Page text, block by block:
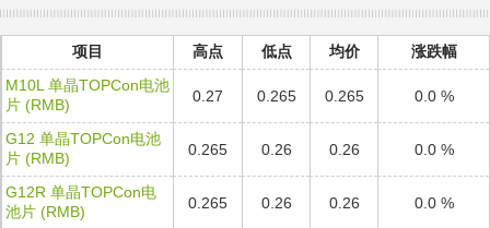
项目 高点 低点 均价
涨跌幅
M10L 单晶TOPCon电池
片 (RMB)
0.27 0.265 0.265 0.0 %
G12 单晶TOPCon电池
片 (RMB)
0.265 0.26 0.26 0.0 %
G12R 单晶TOPCon电
池片 (RMB)
0.265 0.26 0.26 0.0 %